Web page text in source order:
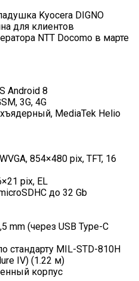
Android 8
3G, 4G
MediaTek Helio
854×480 pix, TFT, 16
pix, EL
до 32 Gb
(через USB Type-C
стандарту MIL-STD-810H
IV) (1.22 м)
корпус